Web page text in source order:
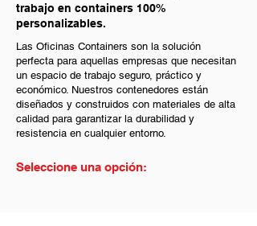
trabajo en containers 100%
personalizables.
Las Oficinas Containers son la solución
perfecta para aquellas empresas que necesitan
un espacio de trabajo seguro, práctico y
económico. Nuestros contenedores están
diseñados y construidos con materiales de alta
calidad para garantizar la durabilidad y
resistencia en cualquier entorno.
Seleccione una opción: